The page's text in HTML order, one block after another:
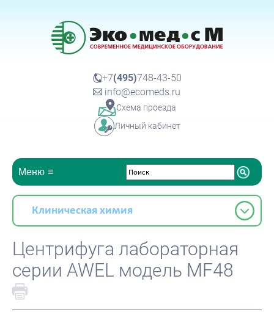
+7(495)748-43-50
info@ecomeds.ru
Схема проезда
Личный кабинет
Меню
Клиническая химия
Центрифуга лабораторная
серии AWEL модель MF48